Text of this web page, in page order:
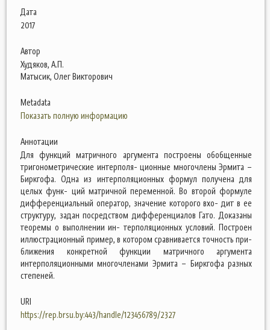
Дата
2017
Автор
Худяков, А.П.
Матысик, Олег Викторович
Metadata
Показать полную информацию
Аннотации
Для функций матричного аргумента построены обобщенные
тригонометрические интерполя- ционные многочлены Эрмита –
Биркгофа. Одна из интерполяционных формул получена для
целых функ- ций матричной переменной. Во второй формуле
дифференциальный оператор, значение которого вхо- дит в ее
структуру, задан посредством дифференциалов Гато. Доказаны
теоремы о выполнении ин- терполяционных условий. Построен
иллюстрационный пример, в котором сравнивается точность при-
ближения конкретной функции матричного аргумента
интерполяционными многочленами Эрмита – Биркгофа разных
степеней.
URI
https://rep.brsu.by:443/handle/123456789/2327